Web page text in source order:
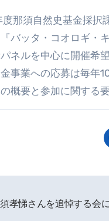
度那須自然史基金採
『バッタ・コオロギ
ネルを中心に開催希
事業への応募は毎年
概要と参加に関する
孝悌さんを追悼する会